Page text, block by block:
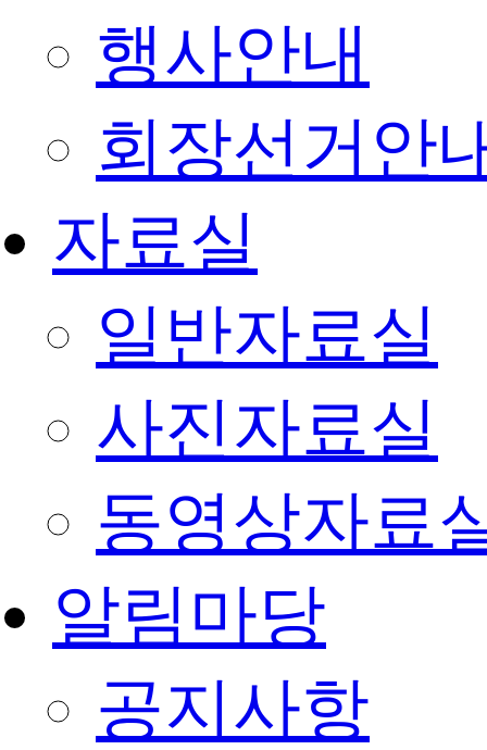
행사안내
회장선거안
자료실
일반자료실
사진자료실
동영상자료
알림마당
공지사항